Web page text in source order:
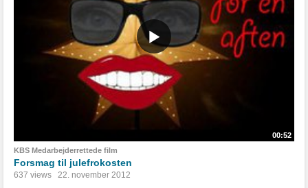
00:52
KBS Medarbejderrettede film
Forsmag til julefrokosten
637 views 22. november 2012